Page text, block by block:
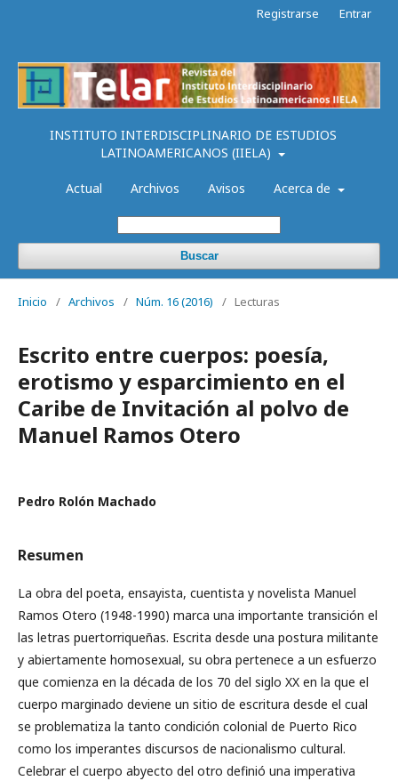
INSTITUTO INTERDISCIPLINARIO DE ESTUDIOS
LATINOAMERICANOS (IIELA)
Actual Archivos Avisos Acerca de
Buscar
Registrarse Entrar
Inicio / Archivos / Núm. 16 (2016) / Lecturas
Escrito entre cuerpos: poesía,
erotismo y esparcimiento en el
Caribe de Invitación al polvo de
Manuel Ramos Otero
Pedro Rolón Machado
Resumen
La obra del poeta, ensayista, cuentista y novelista Manuel
Ramos Otero (1948-1990) marca una importante transición el
las letras puertorriqueñas. Escrita desde una postura militante
y abiertamente homosexual, su obra pertenece a un esfuerzo
que comienza en la década de los 70 del siglo XX en la que el
cuerpo marginado deviene un sitio de escritura desde el cual
se problematiza la tanto condición colonial de Puerto Rico
como los imperantes discursos de nacionalismo cultural.
Celebrar el cuerpo abyecto del otro definió una imperativa